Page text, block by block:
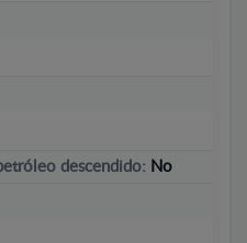
descendido: No